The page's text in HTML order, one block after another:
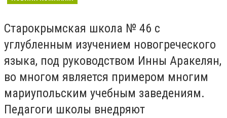
Старокрымская школа № 46 с
углубленным изучением новогреческого
языка, под руководством Инны Аракелян,
во многом является примером многим
мариупольским учебным заведениям.
Педагоги школы внедряют